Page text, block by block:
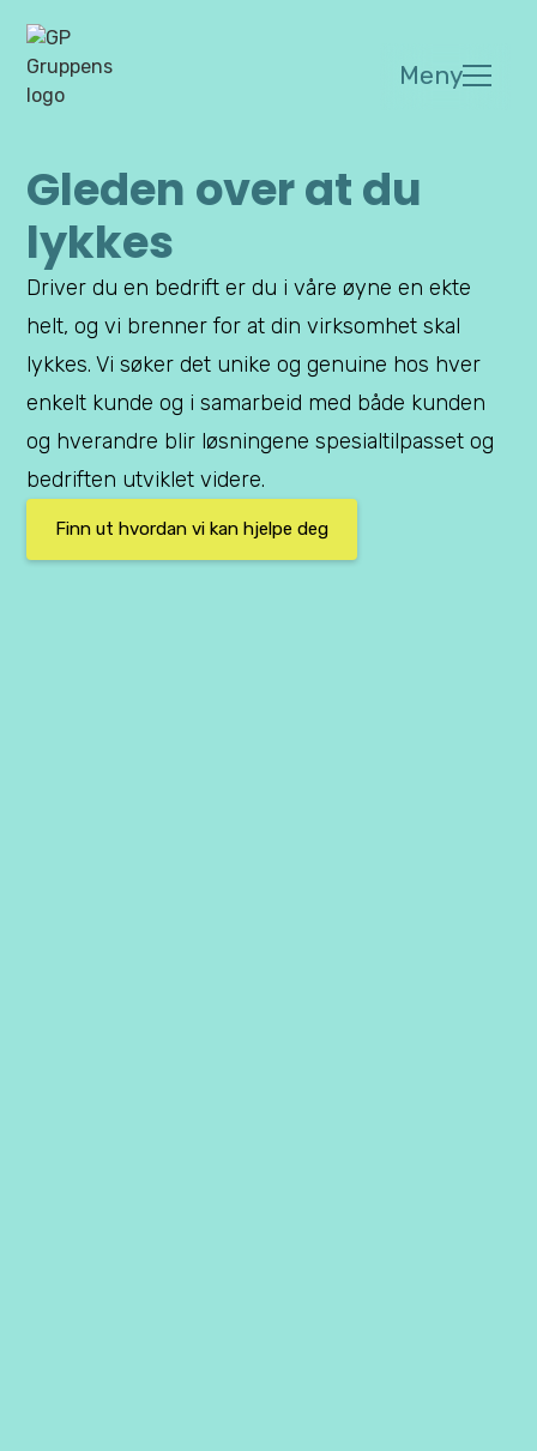
Meny
Gleden over at du
lykkes
Driver du en bedrift er du i våre øyne en ekte
helt, og vi brenner for at din virksomhet skal
lykkes. Vi søker det unike og genuine hos hver
enkelt kunde og i samarbeid med både kunden
og hverandre blir løsningene spesialtilpasset og
bedriften utviklet videre.
Finn ut hvordan vi kan hjelpe deg